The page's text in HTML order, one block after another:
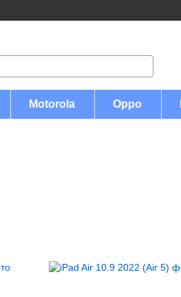
Motorola Oppo